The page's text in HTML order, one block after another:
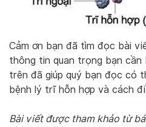
Cảm ơn bạn đã tìm đọc bài
thông tin quan trọng bạn cần
trên đã giúp quý bạn đọc có
bệnh lý trĩ hỗn hợp và cách
Bài viết được tham khảo từ